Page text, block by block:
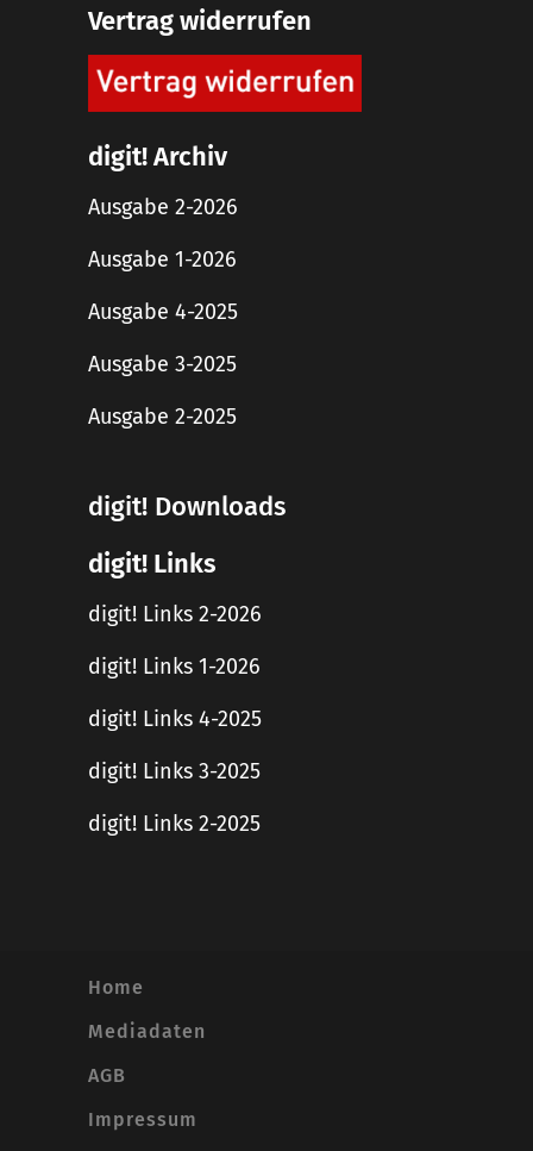
Vertrag widerrufen
digit! Archiv
Ausgabe 2-2026
Ausgabe 1-2026
Ausgabe 4-2025
Ausgabe 3-2025
Ausgabe 2-2025
digit! Downloads
digit! Links
digit! Links 2-2026
digit! Links 1-2026
digit! Links 4-2025
digit! Links 3-2025
digit! Links 2-2025
Home
Mediadaten
AGB
Impressum